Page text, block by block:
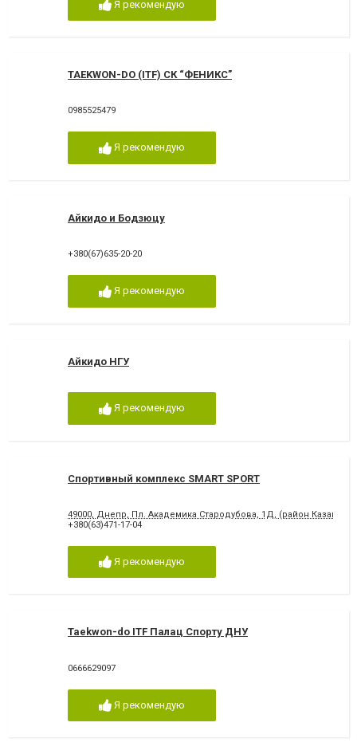
Я рекомендую
TAEKWON-DO (ITF) СК “ФЕНИКС”
0985525479
Я рекомендую
Айкидо и Бодзюцу
+380(67)635-20-20
Я рекомендую
Айкидо НГУ
Я рекомендую
Спортивный комплекс SMART SPORT
49000, Днепр, Пл. Академика Стародубова, 1Д, (район Казакова-
+380(63)471-17-04
Я рекомендую
Taekwon-do ITF Палац Спорту ДНУ
0666629097
Я рекомендую